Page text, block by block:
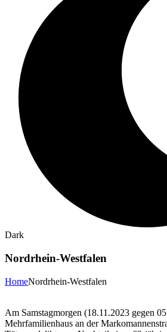
Dark
Nordrhein-Westfalen
HomeNordrhein-Westfalen
Am Samstagmorgen (18.11.2023 gegen
Mehrfamilienhaus an der